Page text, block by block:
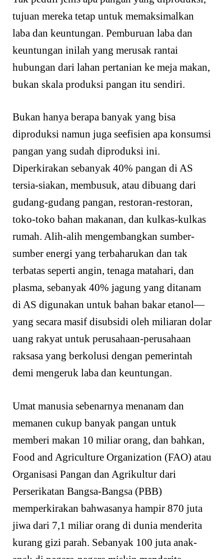
tujuan mereka tetap untuk memaksimalkan
laba dan keuntungan. Pemburuan laba dan
keuntungan inilah yang merusak rantai
hubungan dari lahan pertanian ke meja makan,
bukan skala produksi pangan itu sendiri.
Bukan hanya berapa banyak yang bisa
diproduksi namun juga seefisien apa konsumsi
pangan yang sudah diproduksi ini.
Diperkirakan sebanyak 40% pangan di AS
tersia-siakan, membusuk, atau dibuang dari
gudang-gudang pangan, restoran-restoran,
toko-toko bahan makanan, dan kulkas-kulkas
rumah. Alih-alih mengembangkan sumber-
sumber energi yang terbaharukan dan tak
terbatas seperti angin, tenaga matahari, dan
plasma, sebanyak 40% jagung yang ditanam
di AS digunakan untuk bahan bakar etanol—
yang secara masif disubsidi oleh miliaran dolar
uang rakyat untuk perusahaan-perusahaan
raksasa yang berkolusi dengan pemerintah
demi mengeruk laba dan keuntungan.
Umat manusia sebenarnya menanam dan
memanen cukup banyak pangan untuk
memberi makan 10 miliar orang, dan bahkan,
Food and Agriculture Organization (FAO) atau
Organisasi Pangan dan Agrikultur dari
Perserikatan Bangsa-Bangsa (PBB)
memperkirakan bahwasanya hampir 870 juta
jiwa dari 7,1 miliar orang di dunia menderita
kurang gizi parah. Sebanyak 100 juta anak-